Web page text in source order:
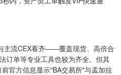
流CEX看齐——覆盖现货、高倍合
订单等专业工具也较为齐全。但其
官方信息显示"BA交易所"与孟加拉